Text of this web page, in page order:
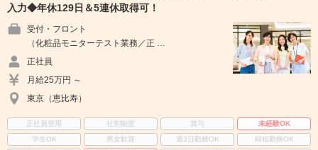
入力◆年休129日＆5連休取得可！
受付・フロント
（化粧品モニターテスト業務／正 …
正社員
月給25万円 ～
東京（恵比寿）
正社員登用 社割制度 賞与
未経験OK
学生OK
男女歓迎 週3日勤務OK
時短勤務OK